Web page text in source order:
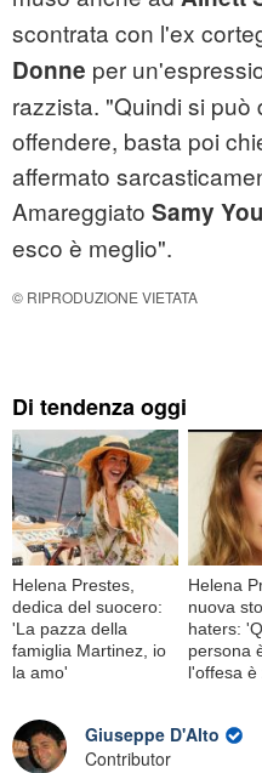
scontrata con l'ex
Donne per
razzista. "Quindi si
offendere, basta poi
affermato
Amareggiato Samy
esco è meglio".
© RIPRODUZIONE VIETATA
Di tendenza oggi
Helena Prestes,
dedica del suocero:
'La pazza della
famiglia Martinez, io
la amo'
Helena
nuova
haters:
persona
l'offesa è
Giuseppe D'Alto
Contributor